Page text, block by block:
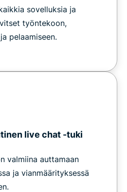
sovelluksia ja
työntekoon,
pelaamiseen.
live chat -tuki
valmiina auttamaan
ja vianmäärityksessä